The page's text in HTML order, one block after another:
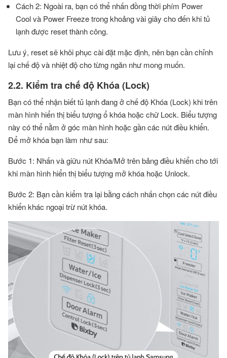
Cách 2: Ngoài ra, bạn có thể nhấn đồng thời phím Power
Cool và Power Freeze trong khoảng vài giây cho đến khi tủ
lạnh được reset thành công.
Lưu ý, reset sẽ khôi phục cài đặt mặc định, nên bạn cần chỉnh
lại chế độ và nhiệt độ cho từng ngăn như mong muốn.
2.2. Kiểm tra chế độ Khóa (Lock)
Bạn có thể nhận biết tủ lạnh đang ở chế độ Khóa (Lock) khi trên
màn hình hiển thị biểu tượng ổ khóa hoặc chữ Lock. Biểu tượng
này có thể nằm ở góc màn hình hoặc gần các nút điều khiển.
Để mở khóa bạn làm như sau:
Bước 1: Nhấn và giữu nút Khóa/Mở trên bảng điều khiển cho tới
khi màn hình hiển thị biểu tượng mở khóa hoặc Unlock.
Bước 2: Bạn cần kiểm tra lại bằng cách nhấn chọn các nút điều
khiển khác ngoại trừ nút khóa.